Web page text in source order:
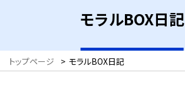
モラルBOX日記
トップページ > モラルBOX日記